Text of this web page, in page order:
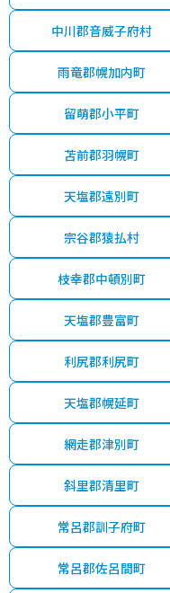
中川郡音威子府村
雨竜郡幌加内町
留萌郡小平町
苫前郡羽幌町
天塩郡遠別町
宗谷郡猿払村
枝幸郡中頓別町
天塩郡豊富町
利尻郡利尻町
天塩郡幌延町
網走郡津別町
斜里郡清里町
常呂郡訓子府町
常呂郡佐呂間町